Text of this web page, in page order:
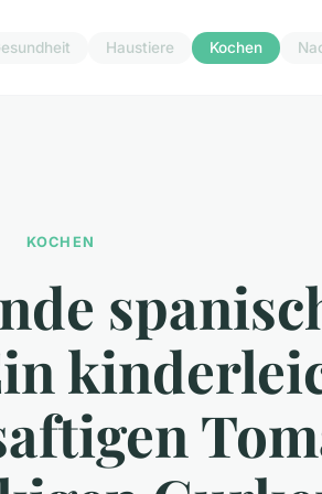
Haustiere Kochen
KOCHEN